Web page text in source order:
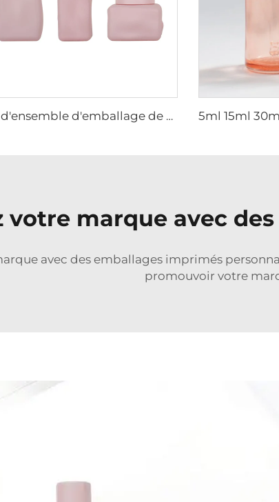
Vente en gros d'ensemble d'emballage de soins de peau rose de luxe bouteille en verre vide avec pompe et pot pour crème cosmétique avec pompe en plastique
votre marque avec
avec des emballages imprimés
promouvoir votre